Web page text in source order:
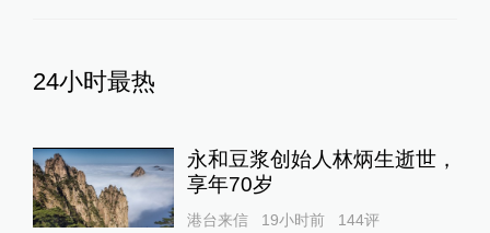
24小时最热
永和豆浆创始人林炳生逝世，
享年70岁
港台来信 19小时前 144评